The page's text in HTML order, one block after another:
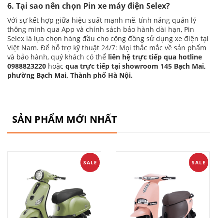
6. Tại sao nên chọn Pin xe máy điện Selex?
Với sự kết hợp giữa hiệu suất mạnh mẽ, tính năng quản lý
thông minh qua App và chính sách bảo hành dài hạn, Pin
Selex là lựa chọn hàng đầu cho cộng đồng sử dụng xe điện tại
Việt Nam. Để hỗ trợ kỹ thuật 24/7: Mọi thắc mắc về sản phẩm
và bảo hành, quý khách có thể liên hệ trực tiếp qua hotline
0988823220 hoặc qua trực tiếp tại showroom 145 Bạch Mai,
phường Bạch Mai, Thành phố Hà Nội.
SẢN PHẨM MỚI NHẤT
SALE SALE